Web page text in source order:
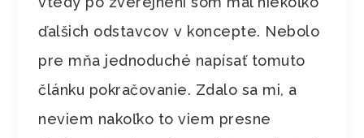
ďalšich odstavcov v koncepte. Nebolo
pre mňa jednoduché napísať tomuto
článku pokračovanie. Zdalo sa mi, a
neviem nakoľko to viem presne